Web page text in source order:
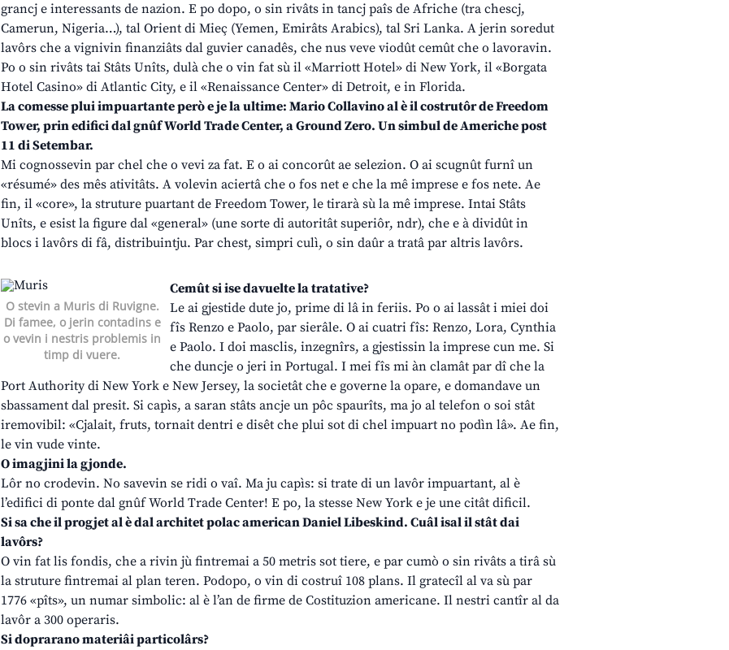
grancj e interessants de nazion. E po dopo, o sin rivâts in tancj paîs de Afriche (tra chescj,
Camerun, Nigeria…), tal Orient di Mieç (Yemen, Emirâts Arabics), tal Sri Lanka. A jerin soredut
lavôrs che a vignivin finanziâts dal guvier canadês, che nus veve viodût cemût che o lavoravin.
Po o sin rivâts tai Stâts Unîts, dulà che o vin fat sù il «Marriott Hotel» di New York, il «Borgata
Hotel Casino» di Atlantic City, e il «Renaissance Center» di Detroit, e in Florida.
La comesse plui impuartante però e je la ultime: Mario Collavino al è il costrutôr de Freedom
Tower, prin edifici dal gnûf World Trade Center, a Ground Zero. Un simbul de Americhe post
11 di Setembar.
Mi cognossevin par chel che o vevi za fat. E o ai concorût ae selezion. O ai scugnût furnî un
«résumé» des mês ativitâts. A volevin aciertâ che o fos net e che la mê imprese e fos nete. Ae
fin, il «core», la struture puartant de Freedom Tower, le tirarà sù la mê imprese. Intai Stâts
Unîts, e esist la figure dal «general» (une sorte di autoritât superiôr, ndr), che e à dividût in
blocs i lavôrs di fâ, distribuintju. Par chest, simpri culì, o sin daûr a tratâ par altris lavôrs.
O stevin a Muris di Ruvigne.
Di famee, o jerin contadins e
o vevin i nestris problemis in
timp di vuere.
Cemût si ise davuelte la tratative?
Le ai gjestide dute jo, prime di lâ in feriis. Po o ai lassât i miei doi
fîs Renzo e Paolo, par sierâle. O ai cuatri fîs: Renzo, Lora, Cynthia
e Paolo. I doi masclis, inzegnîrs, a gjestissin la imprese cun me. Si
che duncje o jeri in Portugal. I mei fîs mi àn clamât par dî che la
Port Authority di New York e New Jersey, la societât che e governe la opare, e domandave un
sbassament dal presit. Si capìs, a saran stâts ancje un pôc spaurîts, ma jo al telefon o soi stât
iremovibil: «Cjalait, fruts, tornait dentri e disêt che plui sot di chel impuart no podìn lâ». Ae fin,
le vin vude vinte.
O imagjini la gjonde.
Lôr no crodevin. No savevin se ridi o vaî. Ma ju capìs: si trate di un lavôr impuartant, al è
l’edifici di ponte dal gnûf World Trade Center! E po, la stesse New York e je une citât dificil.
Si sa che il progjet al è dal architet polac american Daniel Libeskind. Cuâl isal il stât dai
lavôrs?
O vin fat lis fondis, che a rivin jù fintremai a 50 metris sot tiere, e par cumò o sin rivâts a tirâ sù
la struture fintremai al plan teren. Podopo, o vin di costruî 108 plans. Il gratecîl al va sù par
1776 «pîts», un numar simbolic: al è l’an de firme de Costituzion americane. Il nestri cantîr al da
lavôr a 300 operaris.
Si doprarano materiâi particolârs?